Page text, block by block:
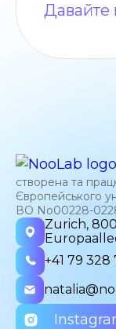
Давайте
створена та
Європейського
ВО No00228-
Zurich,
+41 79 328